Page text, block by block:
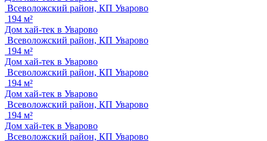
Всеволожский район, КП Уварово
194 м²
Дом хай-тек в Уварово
Всеволожский район, КП Уварово
194 м²
Дом хай-тек в Уварово
Всеволожский район, КП Уварово
194 м²
Дом хай-тек в Уварово
Всеволожский район, КП Уварово
194 м²
Дом хай-тек в Уварово
Всеволожский район, КП Уварово